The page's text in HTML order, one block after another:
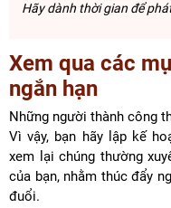
Hãy dành thời gian để
Xem qua các
ngắn hạn
Những người thành công
Vì vậy, bạn hãy lập kế
xem lại chúng thường
của bạn, nhằm thúc đẩy
đuổi.